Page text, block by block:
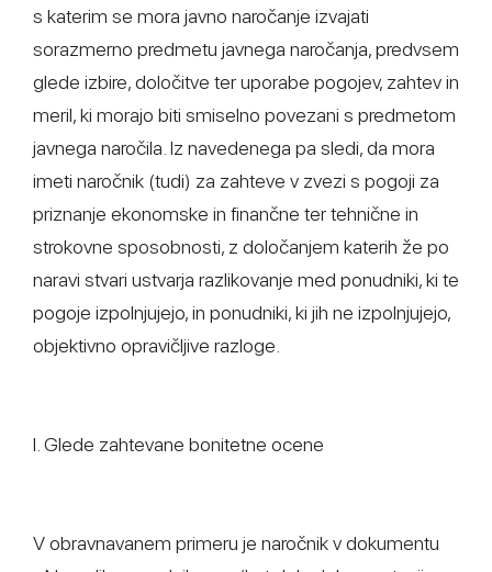
s katerim se mora javno naročanje izvajati
sorazmerno predmetu javnega naročanja, predvsem
glede izbire, določitve ter uporabe pogojev, zahtev in
meril, ki morajo biti smiselno povezani s predmetom
javnega naročila. Iz navedenega pa sledi, da mora
imeti naročnik (tudi) za zahteve v zvezi s pogoji za
priznanje ekonomske in finančne ter tehnične in
strokovne sposobnosti, z določanjem katerih že po
naravi stvari ustvarja razlikovanje med ponudniki, ki te
pogoje izpolnjujejo, in ponudniki, ki jih ne izpolnjujejo,
objektivno opravičljive razloge.
I. Glede zahtevane bonitetne ocene
V obravnavanem primeru je naročnik v dokumentu